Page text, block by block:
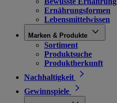
Ernährungsformen
Lebensmittelwissen
Marken & Produkte
Sortiment
Produktsuche
Produktherkunft
Nachhaltigkeit
Gewinnspiele